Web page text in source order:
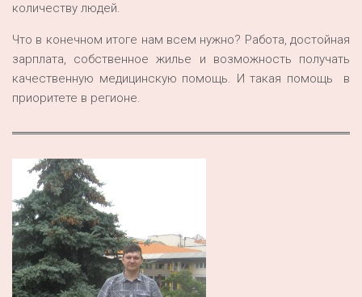
количеству людей.
Что в конечном итоге нам всем нужно? Работа, достойная
зарплата, собственное жилье и возможность получать
качественную медицинскую помощь. И такая помощь в
приоритете в регионе.